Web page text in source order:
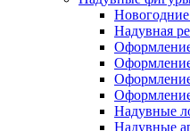
Надувная
Надувные
Надувные